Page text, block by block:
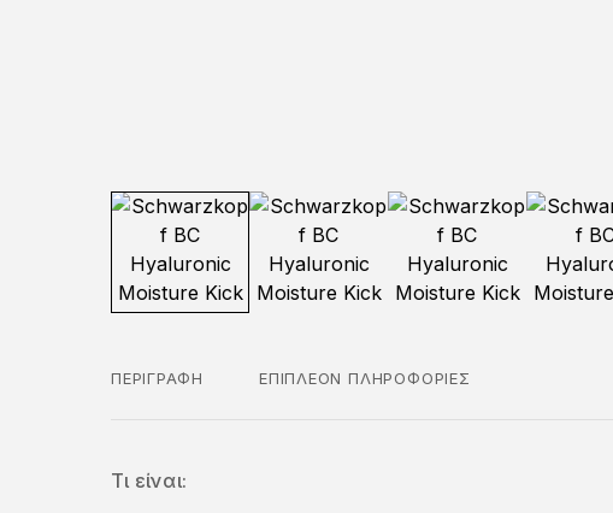
ΠΕΡΙΓΡΑΦΉ ΕΠΙΠΛΈΟΝ ΠΛΗΡΟΦΟΡΊΕΣ
Τι είναι: